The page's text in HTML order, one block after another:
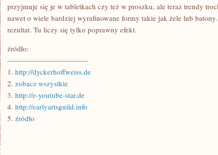
przyjmuje się je w tabletkach czy też w proszku, ale teraz trendy
nawet o wiele bardziej wyrafinowane formy takie jak żele lub
rezultat. Tu liczy się tylko poprawny efekt.
źródło:
———————————
1. http://dyckerhoffweiss.de
2. zobacz wszystkie
3. http://e-youtube-star.de
4. http://earlyartsguild.info
5. źródło